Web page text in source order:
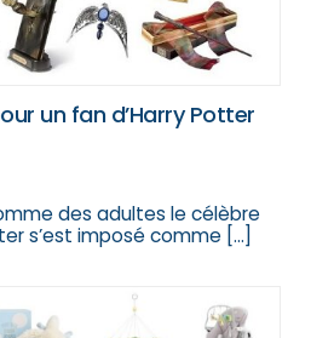
un fan d’Harry Potter
des adultes le célèbre
s’est imposé comme […]